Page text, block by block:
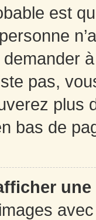
est
pas,
plus
bas de